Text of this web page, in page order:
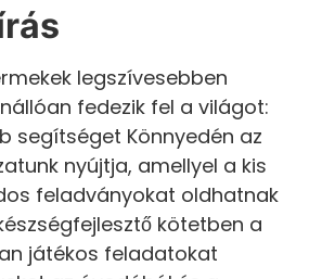
legszívesebben
fedezik fel a világot:
segítséget Könnyedén az
nyújtja, amellyel a kis
feladványokat oldhatnak
kötetben a
játékos feladatokat